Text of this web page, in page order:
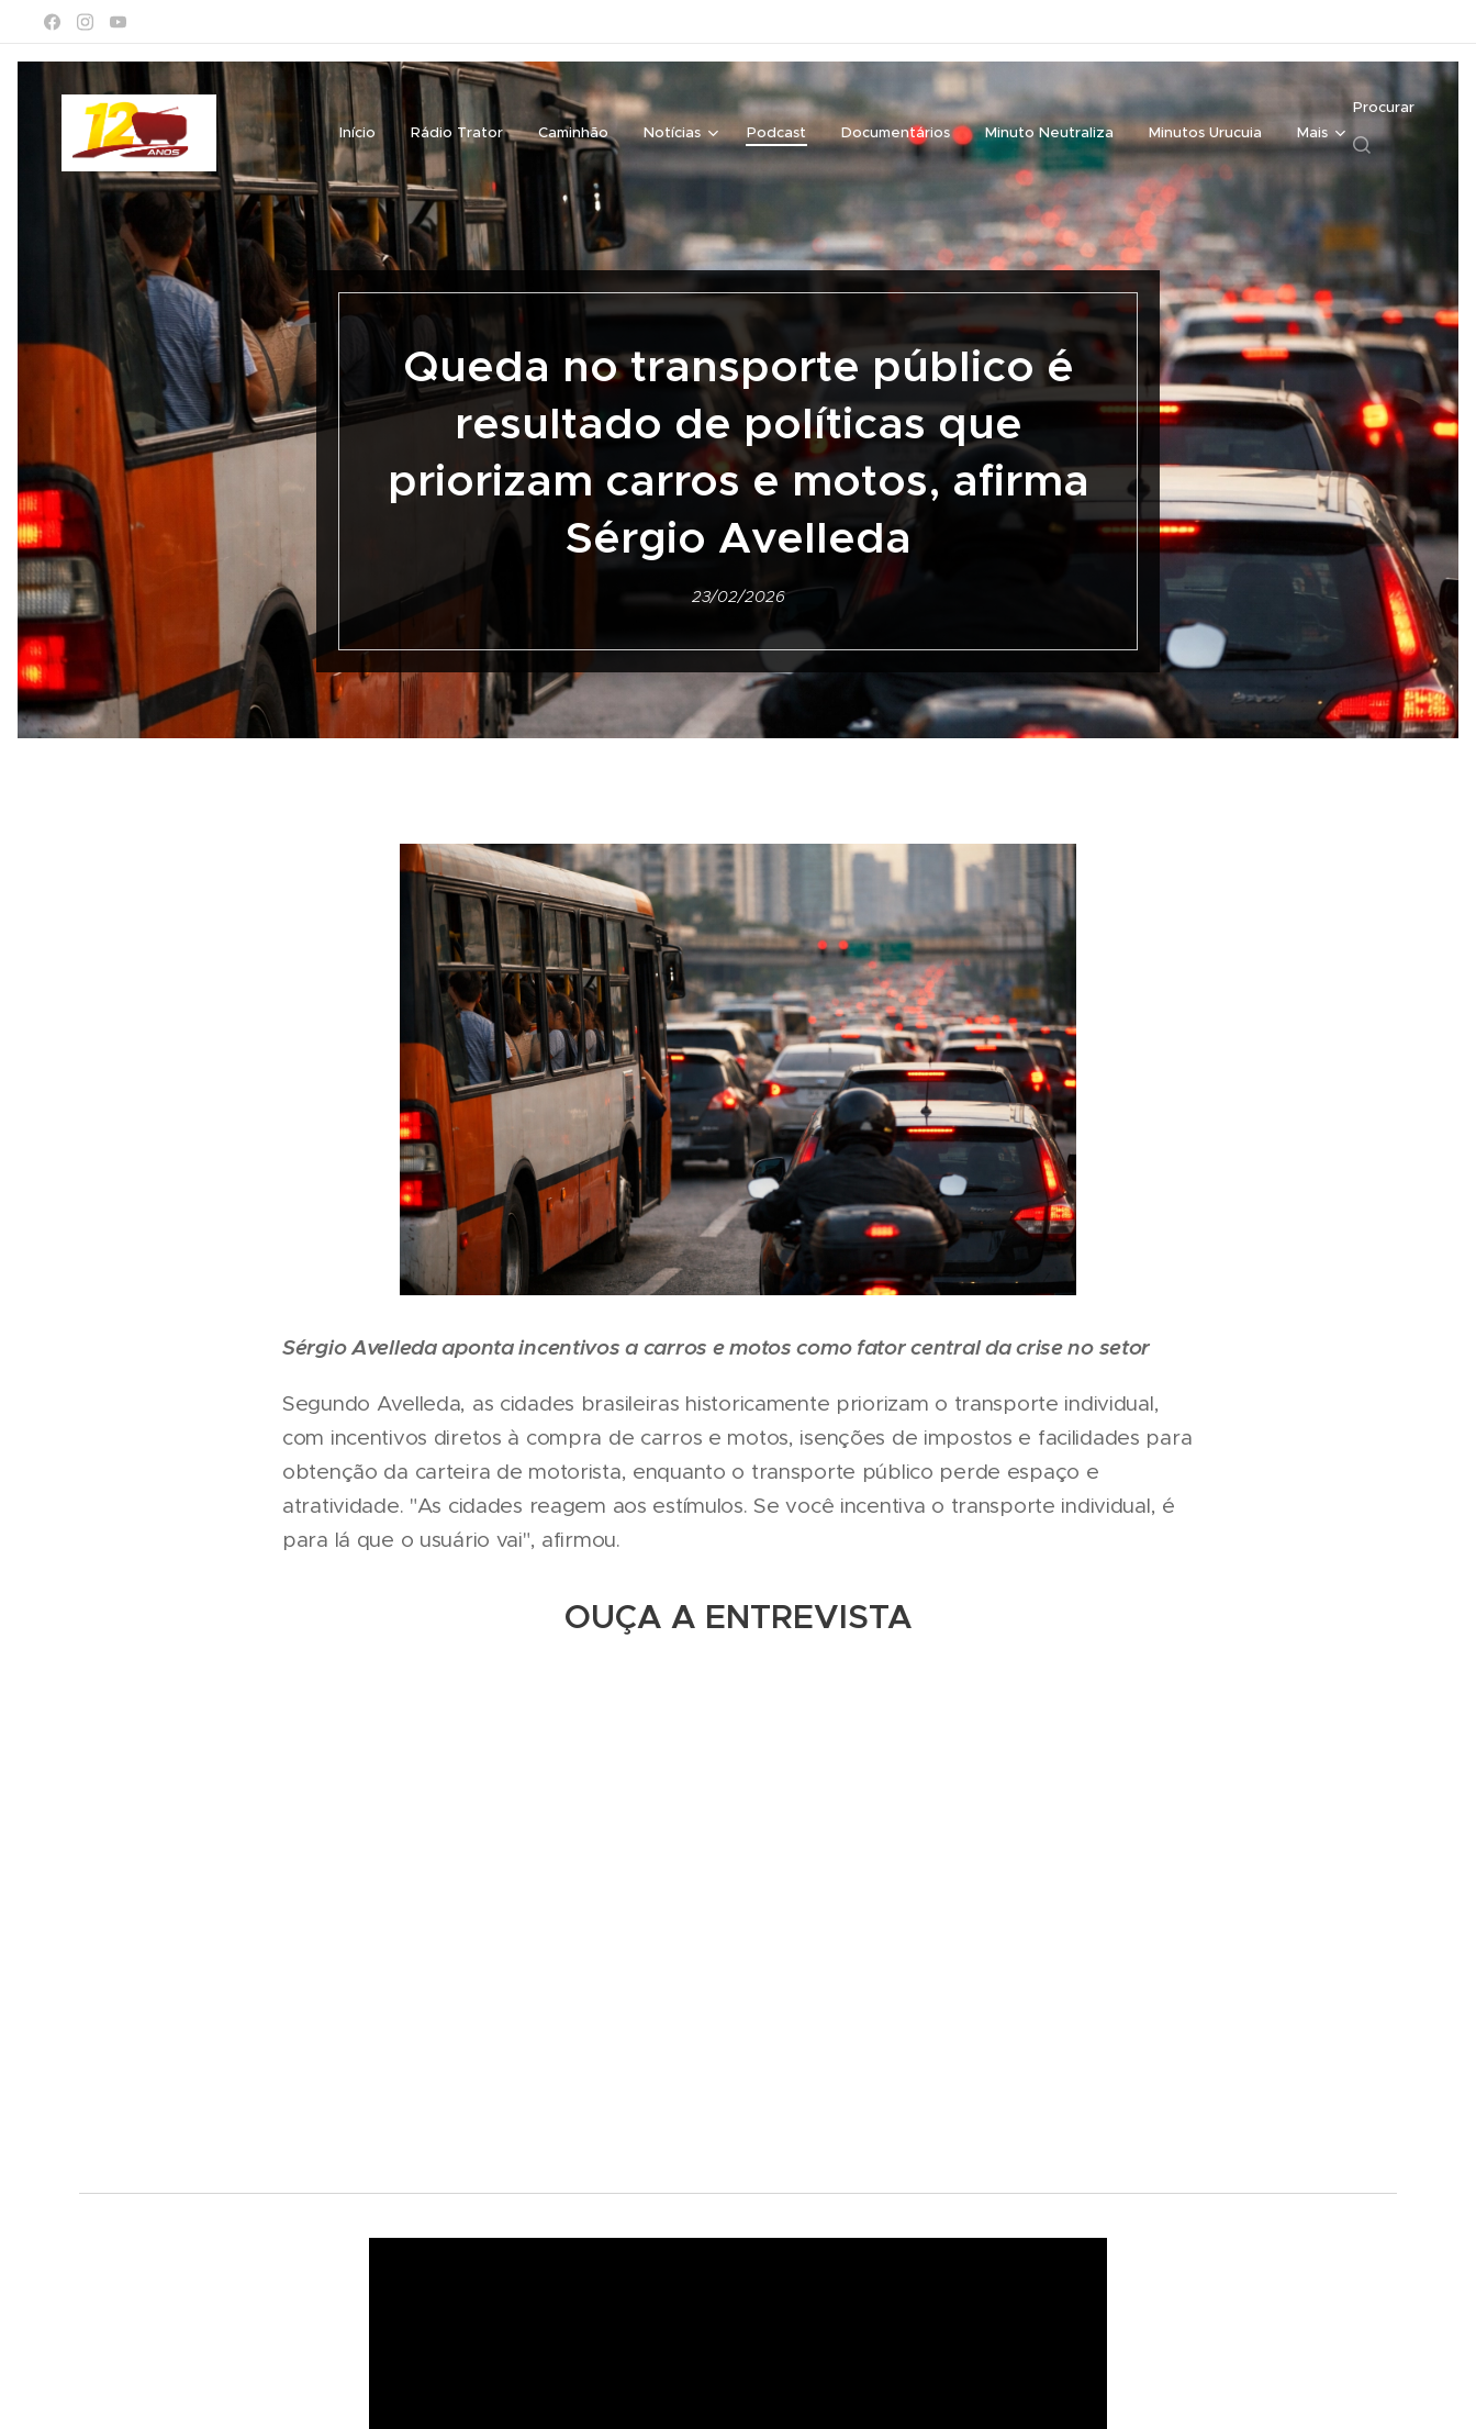
Início Rádio Trator Caminhão Notícias Podcast Documentários Minuto Neutraliza Minutos Urucuia Mais
Procurar
Queda no transporte público é
resultado de políticas que
priorizam carros e motos, afirma
Sérgio Avelleda
23/02/2026
Sérgio Avelleda aponta incentivos a carros e motos como fator central da crise no setor
Segundo Avelleda, as cidades brasileiras historicamente priorizam o transporte individual,
com incentivos diretos à compra de carros e motos, isenções de impostos e facilidades para
obtenção da carteira de motorista, enquanto o transporte público perde espaço e
atratividade. "As cidades reagem aos estímulos. Se você incentiva o transporte individual, é
para lá que o usuário vai", afirmou.
OUÇA A ENTREVISTA